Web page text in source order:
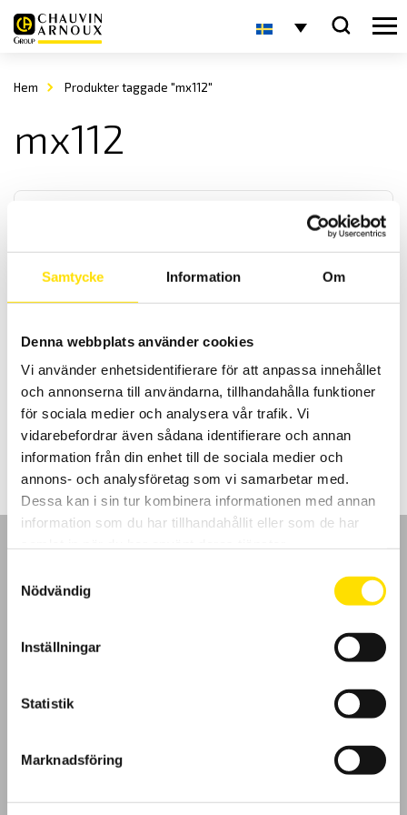
Samtycke Information Om
Denna webbplats använder cookies
Vi använder enhetsidentifierare för att anpassa innehållet
och annonserna till användarna, tillhandahålla funktioner
för sociala medier och analysera vår trafik. Vi
vidarebefordrar även sådana identifierare och annan
information från din enhet till de sociala medier och
annons- och analysföretag som vi samarbetar med.
Dessa kan i sin tur kombinera informationen med annan
information som du har tillhandahållit eller som de har
Nödvändig
Inställningar
Statistik
Marknadsföring
Hem Produkter taggade "mx112"
mx112
extrafunktioner som kontinuitets- och summerfunktion samt
3,180.00kr LÄS MER
Kundundersökning